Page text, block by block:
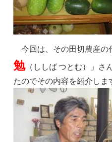
今回は、その田切農産の
勉（ししば つとむ）」さ
たのでその内容を紹介しま